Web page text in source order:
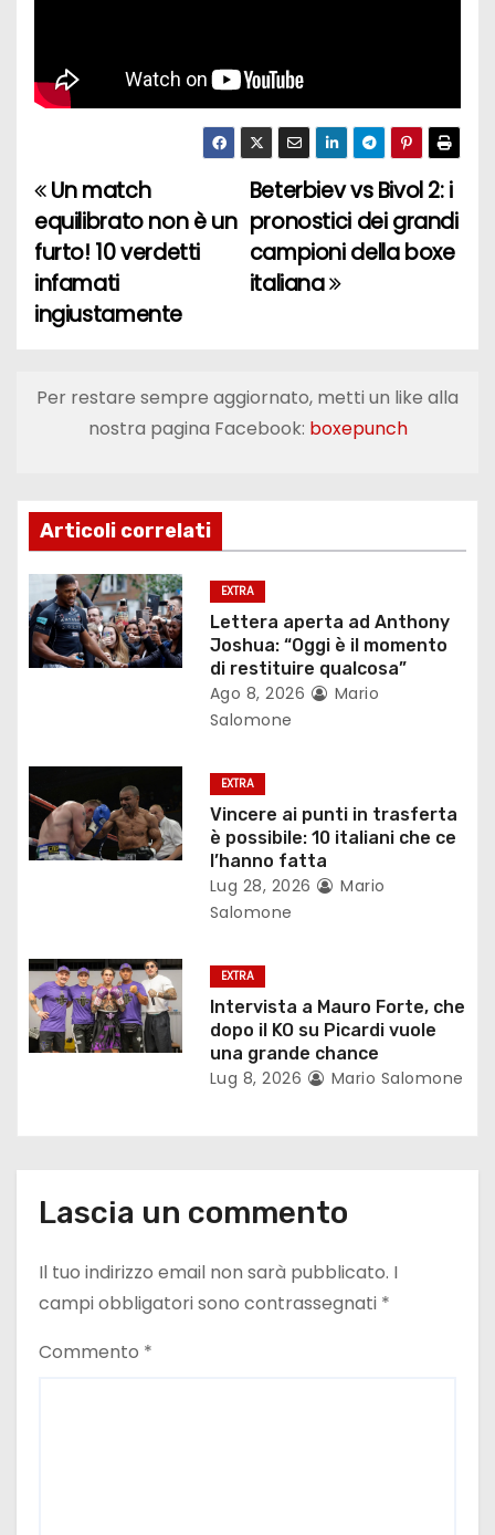
N
a
v
g
i
o
n
e
r
t
i
l
i
Beterbiev vs Bivol 2: i
pronostici dei grandi
campioni della boxe
italiana
Un match
equilibrato non è un
furto! 10 verdetti
infamati
ingiustamente
Per restare sempre aggiornato, metti un like alla
nostra pagina Facebook: boxepunch
Articoli correlati
EXTRA
Lettera aperta ad Anthony
Joshua: “Oggi è il momento
di restituire qualcosa”
Ago 8, 2026
Mario
Salomone
EXTRA
Vincere ai punti in trasferta
è possibile: 10 italiani che ce
l’hanno fatta
Lug 28, 2026
Mario
Salomone
EXTRA
Intervista a Mauro Forte, che
dopo il KO su Picardi vuole
una grande chance
Lug 8, 2026 Mario Salomone
Lascia un commento
Il tuo indirizzo email non sarà pubblicato. I
campi obbligatori sono contrassegnati *
Commento *